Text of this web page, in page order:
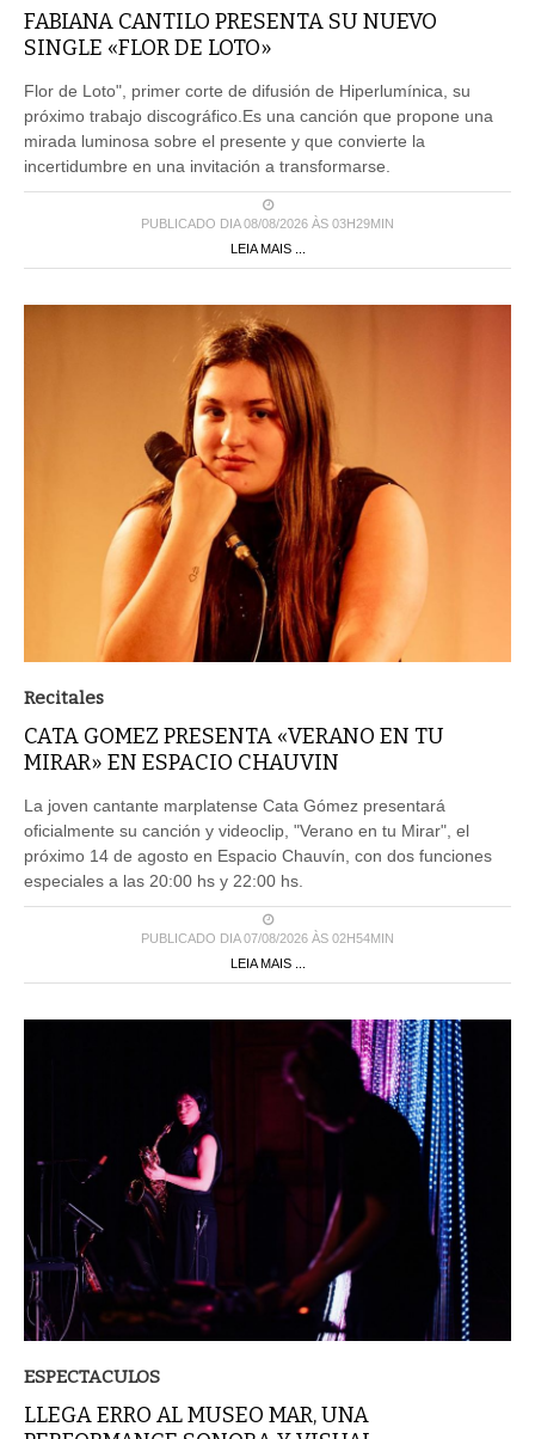
FABIANA CANTILO PRESENTA SU NUEVO
SINGLE «FLOR DE LOTO»
Flor de Loto", primer corte de difusión de Hiperlumínica, su
próximo trabajo discográfico.Es una canción que propone una
mirada luminosa sobre el presente y que convierte la
incertidumbre en una invitación a transformarse.
PUBLICADO DIA 08/08/2026 ÀS 03H29MIN
LEIA MAIS ...
Recitales
CATA GOMEZ PRESENTA «VERANO EN TU
MIRAR» EN ESPACIO CHAUVIN
La joven cantante marplatense Cata Gómez presentará
oficialmente su canción y videoclip, "Verano en tu Mirar", el
próximo 14 de agosto en Espacio Chauvín, con dos funciones
especiales a las 20:00 hs y 22:00 hs.
PUBLICADO DIA 07/08/2026 ÀS 02H54MIN
LEIA MAIS ...
ESPECTACULOS
LLEGA ERRO AL MUSEO MAR, UNA